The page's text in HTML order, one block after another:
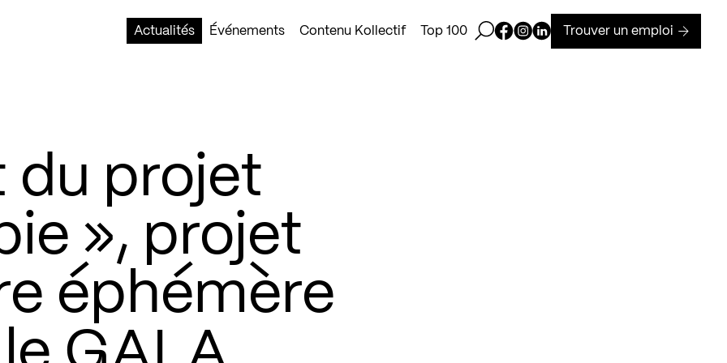
Actualités
Événements Contenu Kollectif Top 100 Ouvrir la barre de recherche
Page Facebook de Kollectif
Page Instagram de Kollectif
Page Linkedin de Kollectif
Trouver un emploi
du projet
», projet
éphémère